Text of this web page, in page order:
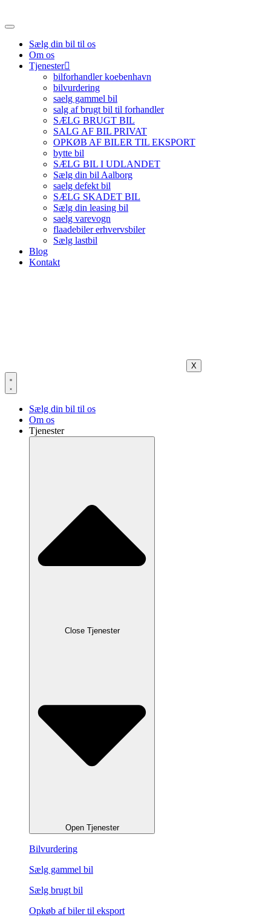
Sælg din bil til os
Om os
Tjenester
bilforhandler koebenhavn
bilvurdering
saelg gammel bil
salg af brugt bil til forhandler
SÆLG BRUGT BIL
SALG AF BIL PRIVAT
OPKØB AF BILER TIL EKSPORT
bytte bil
SÆLG BIL I UDLANDET
Sælg din bil Aalborg
saelg defekt bil
SÆLG SKADET BIL
Sælg din leasing bil
saelg varevogn
flaadebiler erhvervsbiler
Sælg lastbil
Blog
Kontakt
X
Sælg din bil til os
Om os
Tjenester
Close Tjenester
Open Tjenester
Bilvurdering
Sælg gammel bil
Sælg brugt bil
Opkøb af biler til eksport